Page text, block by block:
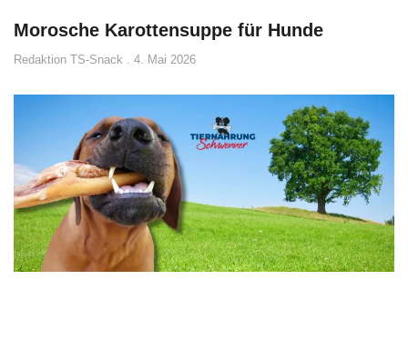
Morosche Karottensuppe für Hunde
Redaktion TS-Snack 4. Mai 2026